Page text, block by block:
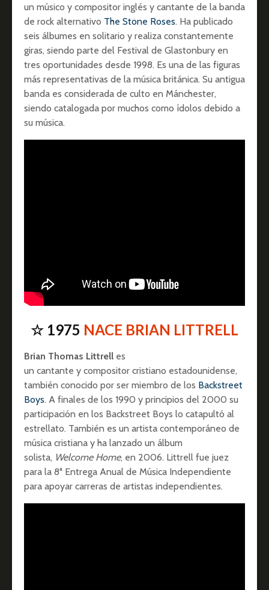
un músico y compositor inglés y cantante de la banda
de rock alternativo The Stone Roses. Ha publicado
seis álbumes en solitario y realiza constantemente
giras, siendo parte del Festival de Glastonbury en
tres oportunidades desde 1998. Es una de las figuras
más representativas de la música británica. Su antigua
banda es considerada de culto en Mánchester,
siendo catalogada por muchos como ídolos debido a
su música.
☆ 1975 NACE BRIAN LITTRELL
Brian Thomas Littrell es
un cantante y compositor cristiano estadounidense,
también conocido por ser miembro de los Backstreet
Boys. A finales de los 1990 y principios del 2000 su
participación en los Backstreet Boys lo catapultó al
estrellato. También es un artista contemporáneo de
música cristiana y ha lanzado un álbum
solista, Welcome Home, en 2006. Littrell fue juez
para la 8ª Entrega Anual de Música Independiente
para apoyar carreras de artistas independientes.